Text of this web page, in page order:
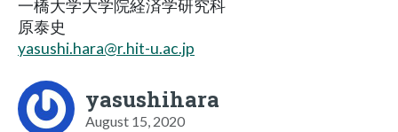
一橋大学大学院経済学研究科
原泰史
yasushi.hara@r.hit-u.ac.jp
yasushihara
August 15, 2020